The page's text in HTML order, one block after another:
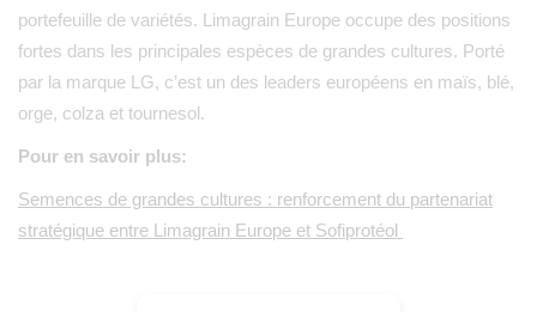
portefeuille de variétés. Limagrain Europe occupe des positions
fortes dans les principales espèces de grandes cultures. Porté
par la marque LG, c’est un des leaders européens en maïs, blé,
orge, colza et tournesol.
Pour en savoir plus:
Semences de grandes cultures : renforcement du partenariat
stratégique entre Limagrain Europe et Sofiprotéol